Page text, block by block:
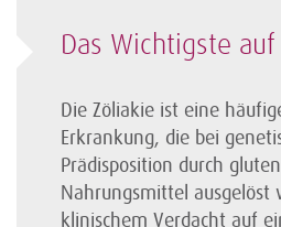
Das Wichtigste
Die Zöliakie ist eine
Erkrankung, die bei
Prädisposition durch
Nahrungsmittel ausgelöst
klinischem Verdacht auf